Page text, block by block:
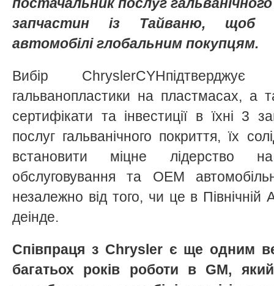
запчастин із Тайваню, щоб
автомобілі глобальним покупцям.
Вибір
гальванопластики на пластмасах,
сертифікати та інвестиції в їхні 3
послуг гальванічного покриття, їх
встановити міцне лідерство
обслуговування та OEM
незалежно від того, чи це в Північній
деінде.
Співпраця з Chrysler є ще одним
багатьох років роботи в GM,